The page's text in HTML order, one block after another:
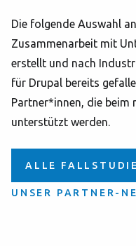
Die folgende Auswahl
Zusammenarbeit mit
erstellt und nach
für Drupal bereits
Partner*innen, die
unterstützt werden.
ALLE
UNSER PARTNER-